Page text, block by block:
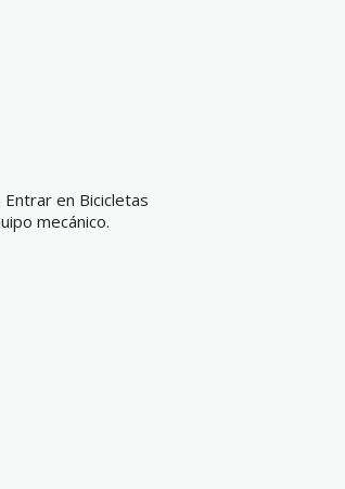
en Bicicletas
mecánico.